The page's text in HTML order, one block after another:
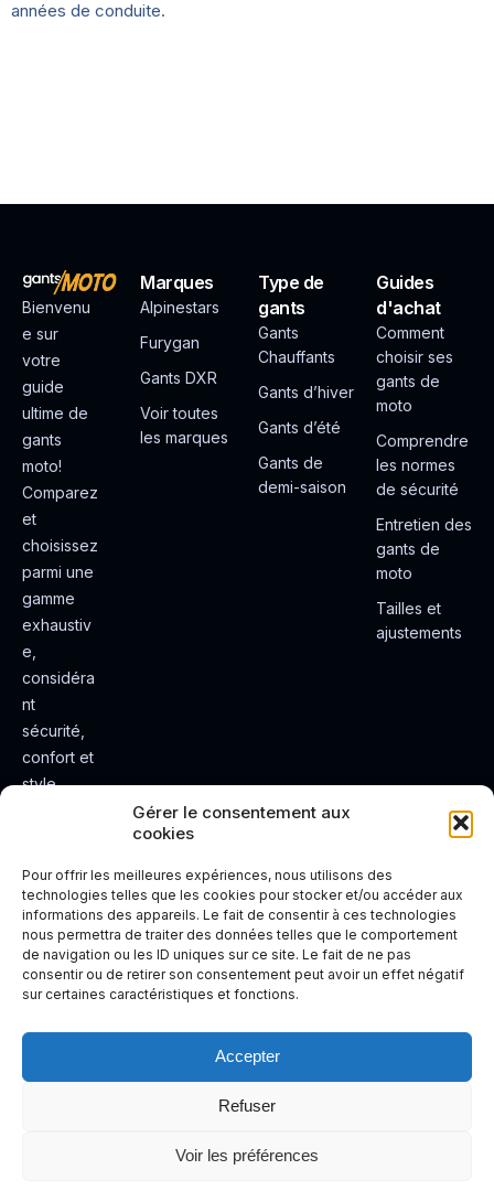
Gérer le consentement aux
cookies
Pour offrir les meilleures expériences, nous utilisons des
technologies telles que les cookies pour stocker et/ou accéder aux
informations des appareils. Le fait de consentir à ces technologies
nous permettra de traiter des données telles que le comportement
de navigation ou les ID uniques sur ce site. Le fait de ne pas
consentir ou de retirer son consentement peut avoir un effet négatif
sur certaines caractéristiques et fonctions.
Accepter
Refuser
Voir les préférences
années de conduite.
Bienvenu
e sur
votre
guide
ultime de
gants
moto!
Comparez
et
choisissez
parmi une
gamme
exhaustiv
e,
considéra
nt
sécurité,
confort et
style.
e de
conduite
plus sûre
et plus
agréable.
Marques
Alpinestars
Furygan
Gants DXR
Voir toutes
les marques
Type de
gants
Gants
Chauffants
Gants d’hiver
Gants d’été
Gants de
demi-saison
Guides
d'achat
Comment
choisir ses
gants de
moto
Comprendre
les normes
de sécurité
Entretien des
gants de
moto
Tailles et
ajustements